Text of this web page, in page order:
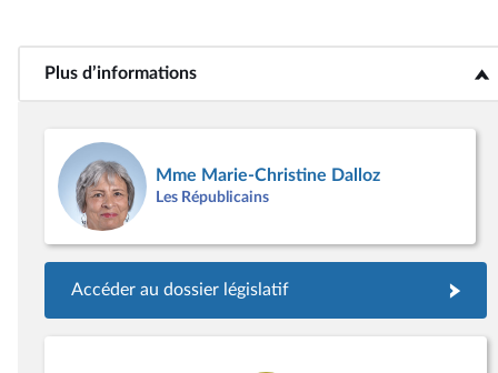
Plus d’informations<b>Plus d’informations</b>
Mme Marie-Christine Dalloz
Les Républicains
Accéder au dossier législatif